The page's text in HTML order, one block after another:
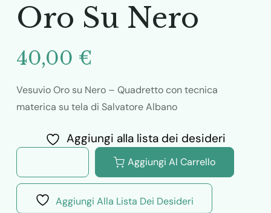
Oro Su Nero
40,00 €
Vesuvio Oro su Nero – Quadretto con tecnica
materica su tela di Salvatore Albano
Aggiungi alla lista dei desideri
Aggiungi Al Carrello
Aggiungi Alla Lista Dei Desideri